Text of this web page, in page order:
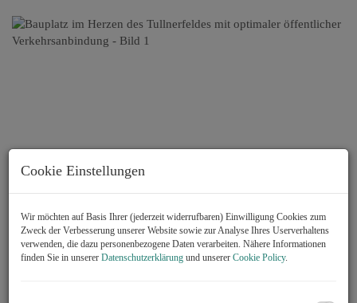
Cookie Einstellungen
Wir möchten auf Basis Ihrer (jederzeit widerrufbaren) Einwilligung Cookies zum
Zweck der Verbesserung unserer Website sowie zur Analyse Ihres Userverhaltens
verwenden, die dazu personenbezogene Daten verarbeiten. Nähere Informationen
finden Sie in unserer Datenschutzerklärung und unserer Cookie Policy.